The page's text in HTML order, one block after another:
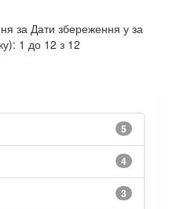
за Дати збереження у за
1 до 12 з 12
5
4
3